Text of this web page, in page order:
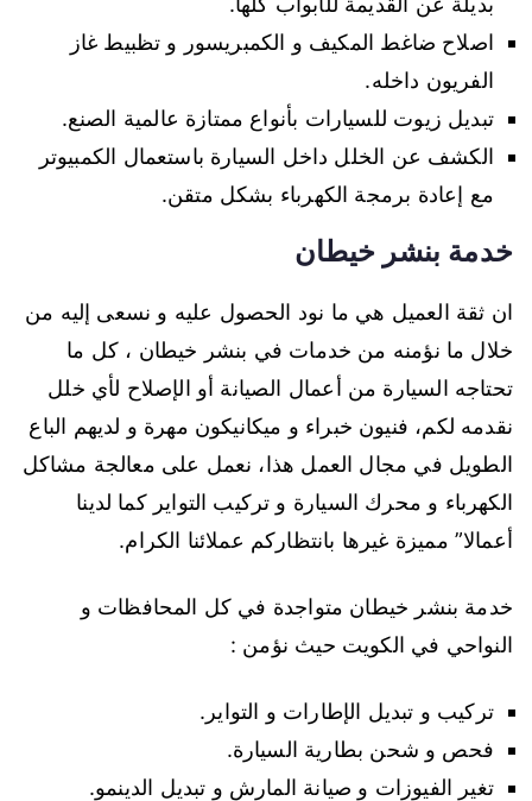
اصلاح ضاغط المكيف و الكمبريسور و تظبيط غاز
الفريون داخله.
تبديل زيوت للسيارات بأنواع ممتازة عالمية الصنع.
الكشف عن الخلل داخل السيارة باستعمال الكمبيوتر
مع إعادة برمجة الكهرباء بشكل متقن.
خدمة بنشر خيطان
ان ثقة العميل هي ما نود الحصول عليه و نسعى إليه من
خلال ما نؤمنه من خدمات في بنشر خيطان ، كل ما
تحتاجه السيارة من أعمال الصيانة أو الإصلاح لأي خلل
نقدمه لكم، فنيون خبراء و ميكانيكون مهرة و لديهم الباع
الطويل في مجال العمل هذا، نعمل على معالجة مشاكل
الكهرباء و محرك السيارة و تركيب التواير كما لدينا
أعمالا” مميزة غيرها بانتظاركم عملائنا الكرام.
خدمة بنشر خيطان متواجدة في كل المحافظات و
النواحي في الكويت حيث نؤمن :
تركيب و تبديل الإطارات و التواير.
فحص و شحن بطارية السيارة.
تغير الفيوزات و صيانة المارش و تبديل الدينمو.